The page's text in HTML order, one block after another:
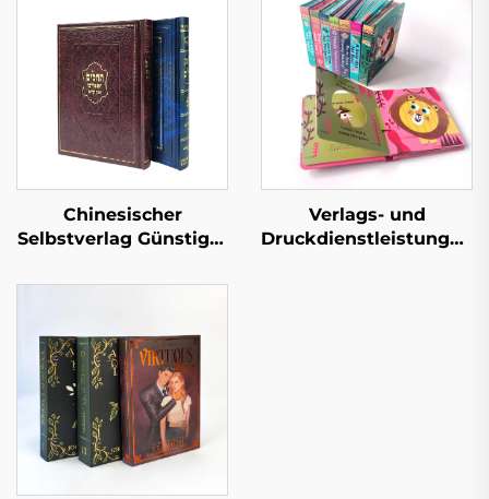
Chinesischer
Selbstverlag Günstiger
Maßgeschneiderte
Romane für
Erwachsene Romanze
Leinen Hardcover
Buch
Verlags- und
Druckdienstleistungen